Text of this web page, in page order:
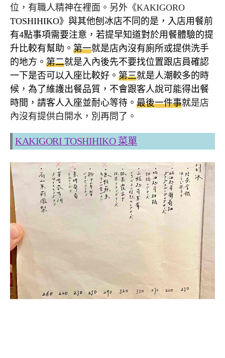
位，有職人精神在裡面。另外《KAKIGORO
TOSHIHIKO》與其他刨冰店不同的是，入店用餐前
有4點事項需要注意，若提早知道對於用餐體驗的提
升比較有幫助。 第一就是店內沒有廁所或提供洗手
的地方。 第二就是入內後先不要找位置跟店員確認
一下是否可以入座比較好。 第三就是人潮較多的時
候，為了維護出餐品質，不會跟客人說可能得出餐
時間，請客人入座並耐心等待。 最後一件事就是店
內沒有提供白開水，別再問了。
KAKIGORI TOSHIHIKO 菜單